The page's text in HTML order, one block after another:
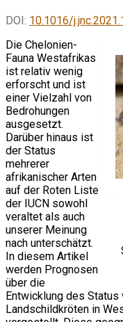
DOI: 10.1016/
Die Chelonien-
Fauna Westafrikas
ist relativ wenig
erforscht und ist
einer Vielzahl von
Bedrohungen
ausgesetzt.
Darüber hinaus ist
der Status
mehrerer
afrikanischer Arten
auf der Roten Liste
der IUCN sowohl
veraltet als auch
unserer Meinung
nach unterschätzt.
In diesem Artikel
werden Prognosen
über die
Entwicklung des
Landschildkröten in